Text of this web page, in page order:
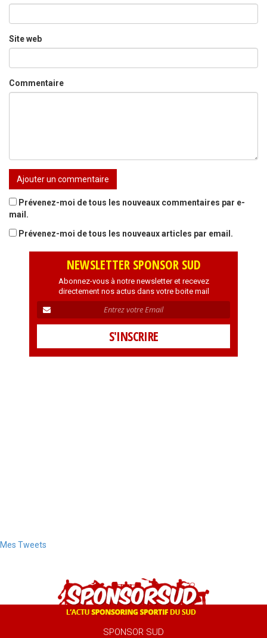
Site web
Commentaire
Prévenez-moi de tous les nouveaux commentaires par e-
mail.
Prévenez-moi de tous les nouveaux articles par email.
NEWSLETTER SPONSOR SUD
Abonnez-vous à notre newsletter et recevez
directement nos actus dans votre boite mail
Mes Tweets
SPONSOR SUD